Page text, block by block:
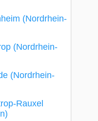
(Nordrhein-
(Nordrhein-
(Nordrhein-
Rauxel